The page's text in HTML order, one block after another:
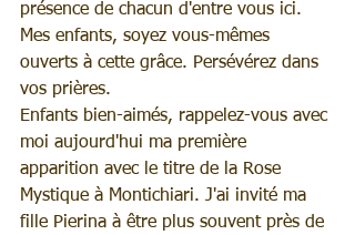
présence de chacun d'entre vous ici.
Mes enfants, soyez vous-mêmes
ouverts à cette grâce. Persévérez dans
vos prières.
Enfants bien-aimés, rappelez-vous avec
moi aujourd'hui ma première
apparition avec le titre de la Rose
Mystique à Montichiari. J'ai invité ma
fille Pierina à être plus souvent près de